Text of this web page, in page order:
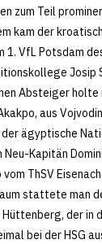
zum Teil
kam der
1. VfL Potsdam
Josip
Absteiger holte
aus
ägyptische
Neu-Kapitän
ThSV
stattete man
der in
bei der HSG